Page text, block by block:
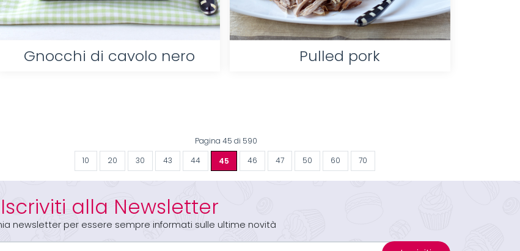
Gnocchi di cavolo nero Pulled pork
Pagina 45 di 590
10 20 30 43 44 45 46 47 50 60 70
Iscriviti alla Newsletter
newsletter per essere sempre informati sulle ultime novità